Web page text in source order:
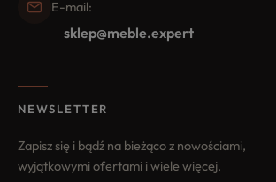
E-mail:
sklep@meble.expert
NEWSLETTER
Zapisz się i bądź na bieżąco z nowościami,
wyjątkowymi ofertami i wiele więcej.